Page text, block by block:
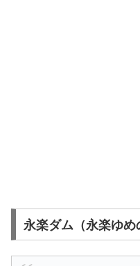
永楽ダム（永楽ゆめ